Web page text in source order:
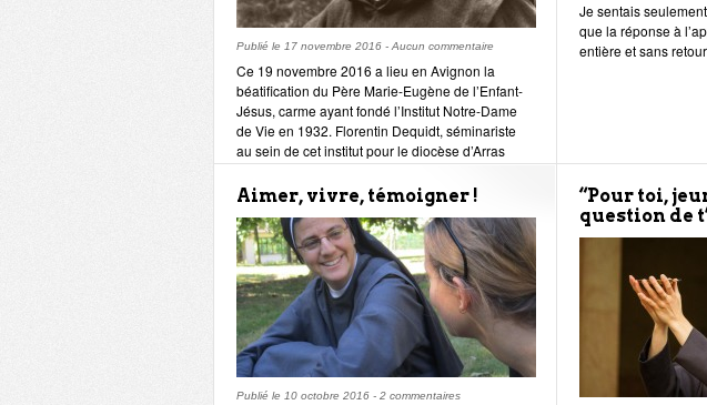
Publié le 17 novembre 2016 - Aucun commentaire
Ce 19 novembre 2016 a lieu en Avignon la
béatification du Père Marie-Eugène de l’Enfant-
Jésus, carme ayant fondé l’Institut Notre-Dame
de Vie en 1932. Florentin Dequidt, séminariste
au sein de cet institut pour le diocèse d’Arras
revient sur le parcours de cet homme de prière et
sur le legs spirituel qu’il laisse aujourd’hui à
l’Eglise et aux jeunes.
Je sentais
que la réponse à
entière et sans
Aimer, vivre, témoigner !
Publié le 10 octobre 2016 - 2 commentaires
“Pour toi,
question de